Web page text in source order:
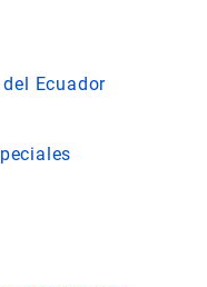
Ecuador